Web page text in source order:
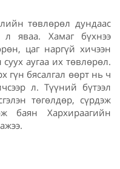
төвлөрөл дундаас
л яваа. Хамаг бүхнээ
цаг наргүй хичээн
аугаа их төвлөрөл.
гүн бясалгал өөрт нь ч
л. Түүний бүтээл
төгөлдөр, сүрдэж
баян Хархираагийн